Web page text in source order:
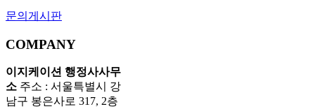
문의게시판
COMPANY
이지케이션 행정사사무
소 주소 : 서울특별시 강
남구 봉은사로 317, 2층